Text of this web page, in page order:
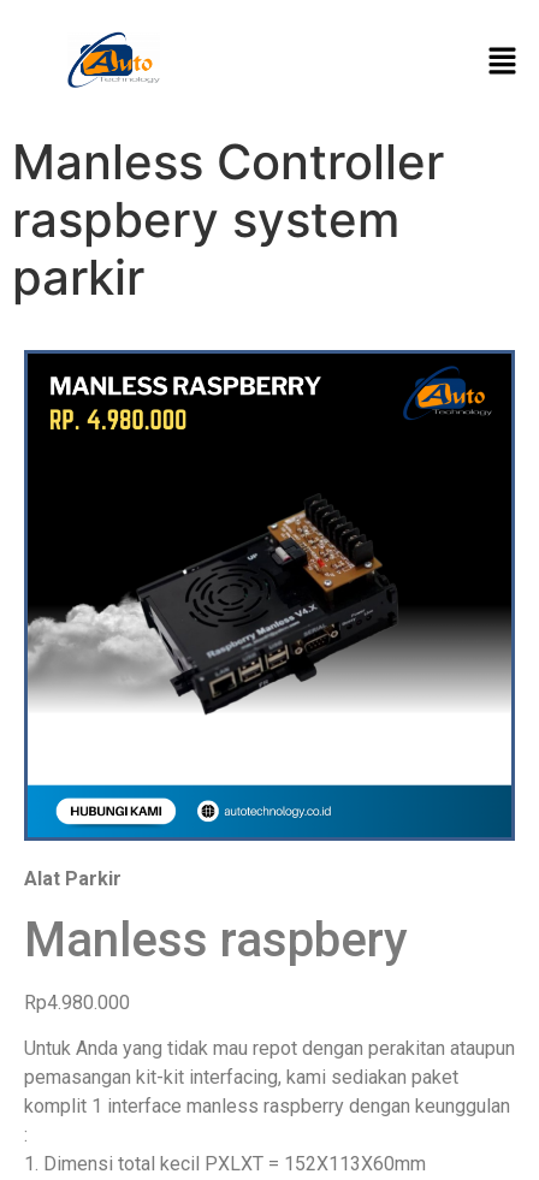
Manless Controller
raspbery system
parkir
Alat Parkir
Manless raspbery
Rp4.980.000
Untuk Anda yang tidak mau repot dengan perakitan ataupun
pemasangan kit-kit interfacing, kami sediakan paket
komplit 1 interface manless raspberry dengan keunggulan
:
1. Dimensi total kecil PXLXT = 152X113X60mm